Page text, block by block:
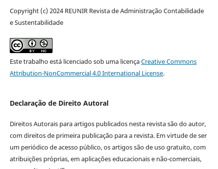
Copyright (c) 2024 REUNIR Revista de Administração Contabilidade
e Sustentabilidade
Este trabalho está licenciado sob uma licençaCreative Commons
Attribution-NonCommercial 4.0 International License.
Declaração de Direito Autoral
Direitos Autorais para artigos publicados nesta revista são do autor,
com direitos de primeira publicação para a revista. Em virtude de ser
um periódico de acesso público, os artigos são de uso gratuito, com
atribuições próprias, em aplicações educacionais e não-comerciais,